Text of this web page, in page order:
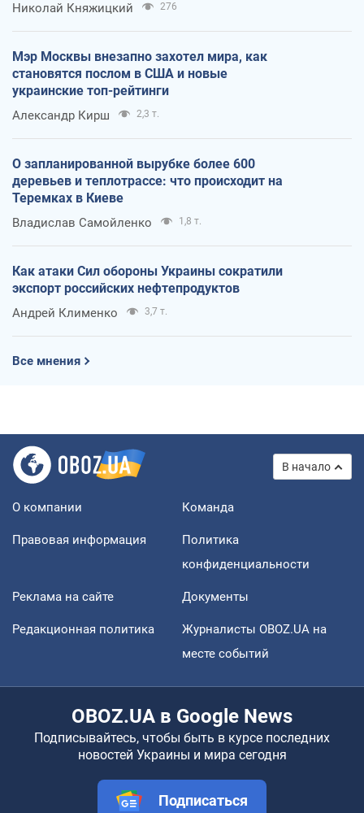
Николай Княжицкий 276
Мэр Москвы внезапно захотел мира, как
становятся послом в США и новые
украинские топ-рейтинги
Александр Кирш 2,3 т.
О запланированной вырубке более 600
деревьев и теплотрассе: что происходит на
Теремках в Киеве
Владислав Самойленко 1,8 т.
Как атаки Сил обороны Украины сократили
экспорт российских нефтепродуктов
Андрей Клименко 3,7 т.
Все мнения
В начало
О компании Команда
Правовая информация
Политика
конфиденциальности
Реклама на сайте Документы
Редакционная политика
Журналисты OBOZ.UA на
месте событий
OBOZ.UA в Google News
Подписывайтесь, чтобы быть в курсе последних
новостей Украины и мира сегодня
Подписаться